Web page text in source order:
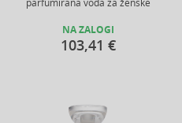
parfumirana voda za ženske
NA ZALOGI
103,41 €